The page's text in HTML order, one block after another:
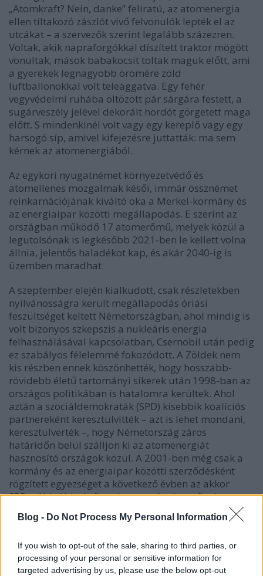
Blog - Do Not Process My Personal Information
If you wish to opt-out of the sale, sharing to third parties, or
processing of your personal or sensitive information for
targeted advertising by us, please use the below opt-out
„Atomkraft? Nein, danke” feliratú, az atomenergia
ellen tiltakozó zászlót vivő felvonulók lepték el az
utcákat – a szervezők szerint legalább százezren.
Voltak, akik napraforgókkal díszített traktor mögött
vonultak, mások babakocsit toltak maguk előtt, ami
a gyerekek legnagyobb örömére zöld
luftballonokkal volt teleaggatva. Egy fehér
vegyvédelmi ruhába öltözött pár sárgára festett, a
sugárveszély jelével dekorált hordót görgetett maga
előtt. S mindenkinél volt vagy egy kereplő vagy egy
harsogó síp, amivel kifejezésre juttatták: ma sem
kérnek az atomenergiából.
Az egykori nyugatnémet környezetvédő és
atomellenes mozgalmak késői, immár össznémet
reinkarnációjának kiváltó oka a Merkel-kormány és
az energiaipar közötti megállapodás. E szerint az
országban működő 17 atomerőmű, melyek közül a
legutolsónak is legkésőbb 2021-ben le kellett volna
állnia, jelentős haladékot kap, és akár 2040-ig is
üzemben maradhat.
A szeptember elején kialkudott, csak részletekben
nyilvánosságra került megállapodás óriási
feszültséget keltett Németországban, ahol mindig is
volt bizonyos szkepszis a nukleáris energia
felhasználásával kapcsolatban, Csernobil után pedig
ez szabályos félelemmé fokozódott. A Zöldek nem
kis részben ennek köszönhették, hogy hosszabb-
rövidebb életű tartományi sikerek után 1998-ban az
országos politikában is hatalomra kerültek. Ahol
aztán a szociáldemokraták (SPD) kisebbik koalíciós
partnereként keresztülvitték – azt is lehet mondani,
keresztülverték –, hogy Németország záros
határidőn belül szálljon ki az atomenergiát
hasznosító országok közül. A 2001-ben még csak a
kormány és az energiaipar közötti szerződésként
rögzített egyezséget a következő évben az akkor
SPD–zöld többségű parlament törvényerőre is
Fotó:AP/ Michael Probst